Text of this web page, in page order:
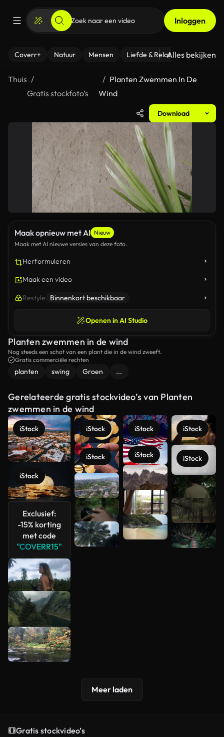
Inloggen
Coverr+ Natuur Mensen Liefde & Relaties - Fitness
Alles bekijken
Thuis
Gratis stockfoto’s
Planten Zwemmen In De
Wind
Download
Maak opnieuw met AI Nieuw
Maak met AI nieuwe versies van deze foto.
Herformuleren
Maak een video
Restyle Binnenkort beschikbaar
Openen in AI Studio
Planten zwemmen in de wind
Nog steeds een schot van een plant die in de wind zweeft.
Gratis commerciële rechten
planten swing Groen ...
Gerelateerde gratis stockvideo’s van Planten
zwemmen in de wind
iStock
iStock
Exclusief:
-15% korting
met code
"COVERR15"
iStock
iStock
iStock
iStock
iStock
iStock
Meer
bekijken
Meer laden
Gratis stockvideo’s